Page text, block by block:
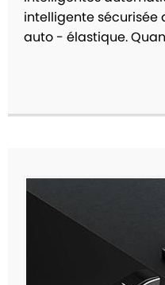
intelligente sécurisée
auto - élastique.